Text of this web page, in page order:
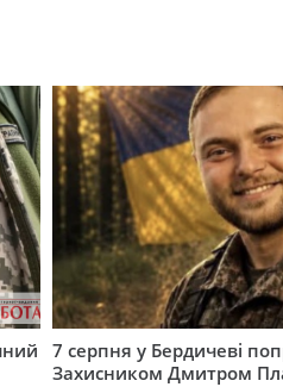
7 серпня у Бердичеві
Захисником Дмитром